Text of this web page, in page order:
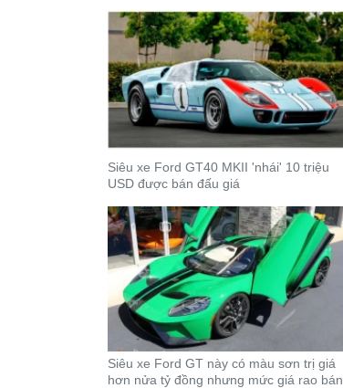
Siêu xe Ford GT40 MKII 'nhái' 10 triệu
USD được bán đấu giá
Siêu xe Ford GT này có màu sơn trị giá
hơn nửa tỷ đồng nhưng mức giá rao bán